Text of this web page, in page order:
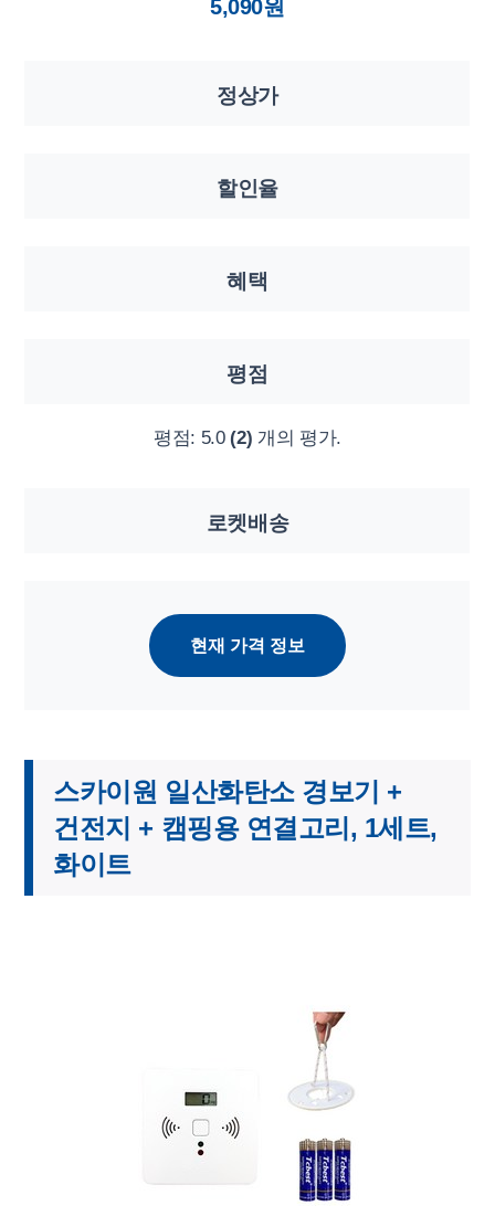
5,090원
정상가
할인율
혜택
평점
평점: 5.0 (2) 개의 평가.
로켓배송
현재 가격 정보
스카이원 일산화탄소 경보기 +
건전지 + 캠핑용 연결고리, 1세트,
화이트